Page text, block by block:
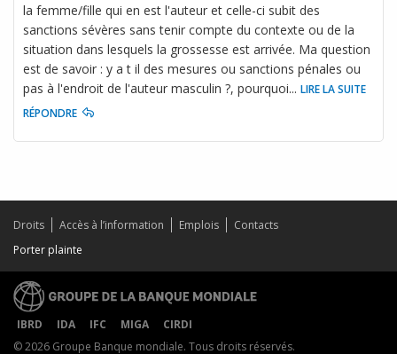
la femme/fille qui en est l'auteur et celle-ci subit des
sanctions sévères sans tenir compte du contexte ou de la
situation dans lesquels la grossesse est arrivée. Ma question
est de savoir : y a t il des mesures ou sanctions pénales ou
pas à l'endroit de l'auteur masculin ?, pourquoi... LIRE LA SUITE
RÉPONDRE
Droits Accès à l’information Emplois
Contacts
Porter plainte
IBRD IDA IFC MIGA
CIRDI
© 2026 Groupe Banque mondiale. Tous droits réservés.